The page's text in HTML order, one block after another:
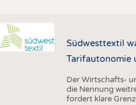
Südwesttextil
Tarifautonomie
Der Wirtschafts-
die Nennung
fordert klare